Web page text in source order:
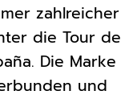
zahlreicher
die Tour de
Die Marke
und